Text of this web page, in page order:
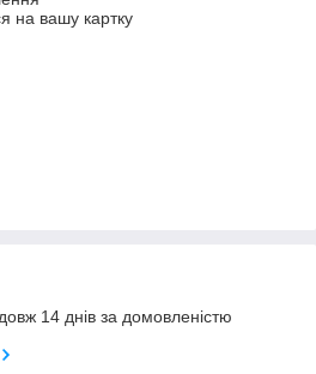
на вашу картку
14 днів за домовленістю